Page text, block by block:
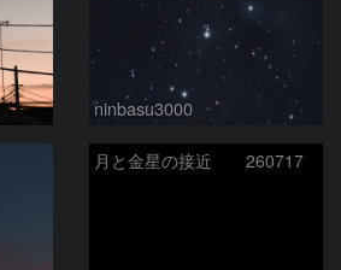
ninbasu3000
月と金星の接近 260717